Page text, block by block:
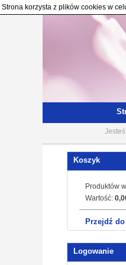
Strona korzysta z plików cookies w
Koszyk
Produktów
Wartość:
Przejdź
Logowanie